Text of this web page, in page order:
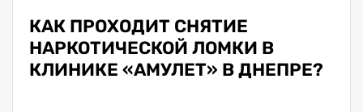
КАК ПРОХОДИТ СНЯТИЕ
НАРКОТИЧЕСКОЙ ЛОМКИ В
КЛИНИКЕ «АМУЛЕТ» В ДНЕПРЕ?